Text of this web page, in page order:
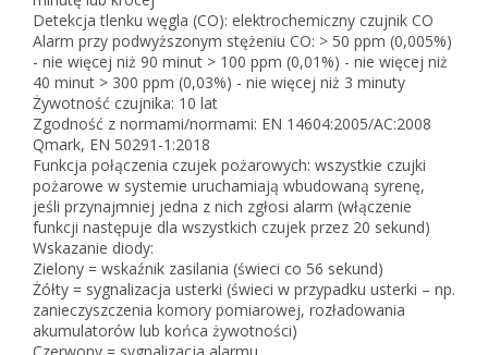
Detekcja tlenku węgla (CO): elektrochemiczny czujnik CO
Alarm przy podwyższonym stężeniu CO: > 50 ppm (0,005%)
- nie więcej niż 90 minut > 100 ppm (0,01%) - nie więcej niż
40 minut > 300 ppm (0,03%) - nie więcej niż 3 minuty
Żywotność czujnika: 10 lat
Zgodność z normami/normami: EN 14604:2005/AC:2008
Qmark, EN 50291-1:2018
Funkcja połączenia czujek pożarowych: wszystkie czujki
pożarowe w systemie uruchamiają wbudowaną syrenę,
jeśli przynajmniej jedna z nich zgłosi alarm (włączenie
funkcji następuje dla wszystkich czujek przez 20 sekund)
Wskazanie diody:
Zielony = wskaźnik zasilania (świeci co 56 sekund)
Żółty = sygnalizacja usterki (świeci w przypadku usterki – np.
zanieczyszczenia komory pomiarowej, rozładowania
akumulatorów lub końca żywotności)